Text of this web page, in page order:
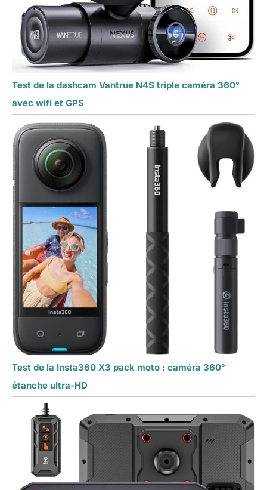
Test de la dashcam Vantrue N4S triple caméra 360°
avec wifi et GPS
Test de la Insta360 X3 pack moto : caméra 360°
étanche ultra-HD